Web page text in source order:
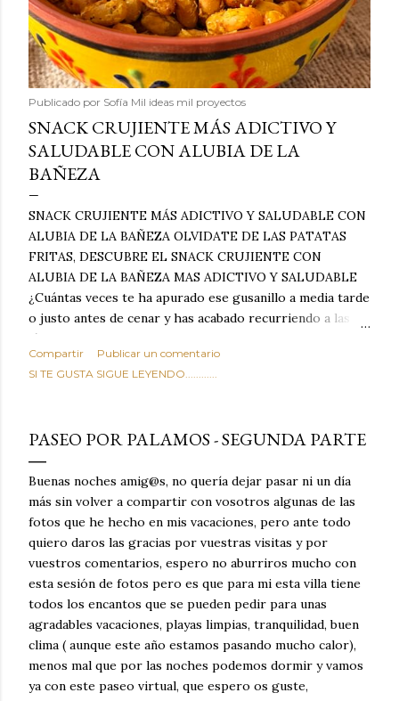
Publicado por Sofía Mil ideas mil proyectos
SNACK CRUJIENTE MÁS ADICTIVO Y
SALUDABLE CON ALUBIA DE LA
BAÑEZA
SNACK CRUJIENTE MÁS ADICTIVO Y SALUDABLE CON
ALUBIA DE LA BAÑEZA OLVIDATE DE LAS PATATAS
FRITAS, DESCUBRE EL SNACK CRUJIENTE CON
ALUBIA DE LA BAÑEZA MAS ADICTIVO Y SALUDABLE
¿Cuántas veces te ha apurado ese gusanillo a media tarde
o justo antes de cenar y has acabado recurriendo a las
típicas patatas de bolsa, frutos secos fritos o snacks
ultraprocesados llenos de grasas saturadas y sodio?
Todos hemos estado ahí. Sin embargo, cuidarse no tiene
satisface. Estas alubias crujientes al horno van a cambiar
por completo tu forma de ver las legumbres. Olvídate de
asociar las alubias únicamente a los guisos tradicionales y
copiosos de invierno. Con esta receta simple pero
revolucionaria, transformaremos un ingrediente tan
humilde como la alubia de La Bañeza en un snack ligero,
dorado, cargado de proteína y 100% natural. Es el
sustituto perfecto a los frutos se...
Compartir
Publicar un comentario
SI TE GUSTA SIGUE LEYENDO............
PASEO POR PALAMOS - SEGUNDA PARTE
Buenas noches amig@s, no quería dejar pasar ni un día
más sin volver a compartir con vosotros algunas de las
fotos que he hecho en mis vacaciones, pero ante todo
quiero daros las gracias por vuestras visitas y por
vuestros comentarios, espero no aburriros mucho con
esta sesión de fotos pero es que para mi esta villa tiene
todos los encantos que se pueden pedir para unas
agradables vacaciones, playas limpias, tranquilidad, buen
clima ( aunque este año estamos pasando mucho calor),
menos mal que por las noches podemos dormir y vamos
ya con este paseo virtual, que espero os guste,